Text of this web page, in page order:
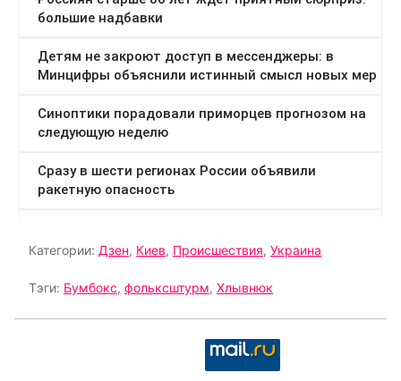
Категории: Дзен, Киев, Происшествия, Украина
Тэги: Бумбокс, фольксштурм, Хлывнюк